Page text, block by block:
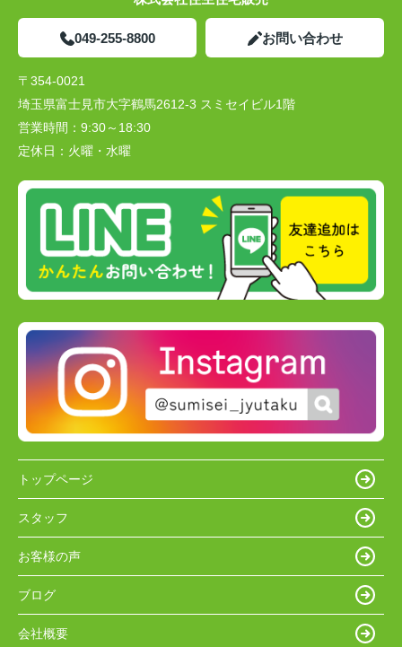
049-255-8800 お問い合わせ
〒354-0021
埼玉県富士見市大字鶴馬2612-3 スミセイビル1階
営業時間： 9:30～18:30
定休日： 火曜・水曜
トップページ
スタッフ
お客様の声
ブログ
会社概要